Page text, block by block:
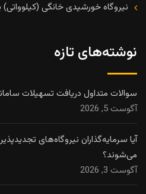
نیروگاه خورشیدی خانگی
نوشته‌های تازه
سوالات متداول دریافت تسهیلات
آگوست 5, 2026
آیا سرمایه‌گذاران نیروگاه‌های
می‌شوند؟
آگوست 3, 2026